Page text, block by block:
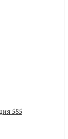
585